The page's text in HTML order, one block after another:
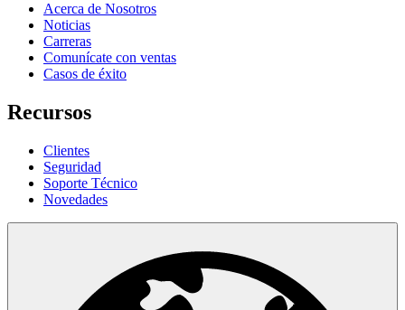
Acerca de Nosotros
Noticias
Carreras
Comunícate con ventas
Casos de éxito
Recursos
Clientes
Seguridad
Soporte Técnico
Novedades